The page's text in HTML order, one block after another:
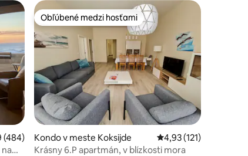
192
ohodnotenie 4,79 z 5, počet hodnotení: 484
(484)
Obľúbené medzi hosťami
Obľúbené medzi hosťami
Kondo v meste Koksijde Priemerné
4,93 (121)
Krásny 6.P apartmán, v blízkosti mora